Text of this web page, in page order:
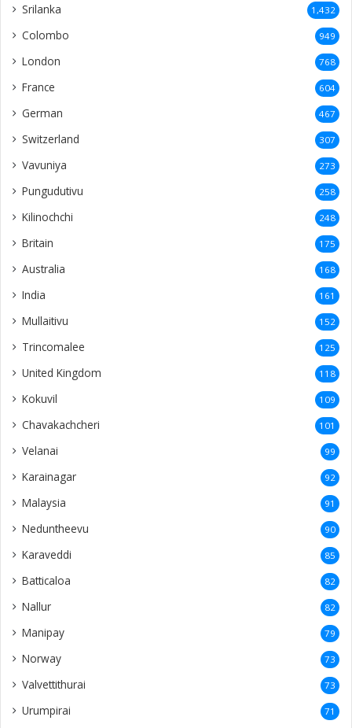
Srilanka 1,432
Colombo 949
London 768
France 604
German 467
Switzerland 307
Vavuniya 273
Pungudutivu 258
Kilinochchi 248
Britain 175
Australia 168
India 161
Mullaitivu 152
Trincomalee 125
United Kingdom 118
Kokuvil 109
Chavakachcheri 101
Velanai 99
Karainagar 92
Malaysia 91
Neduntheevu 90
Karaveddi 85
Batticaloa 82
Nallur 82
Manipay 79
Norway 73
Valvettithurai 73
Urumpirai 71